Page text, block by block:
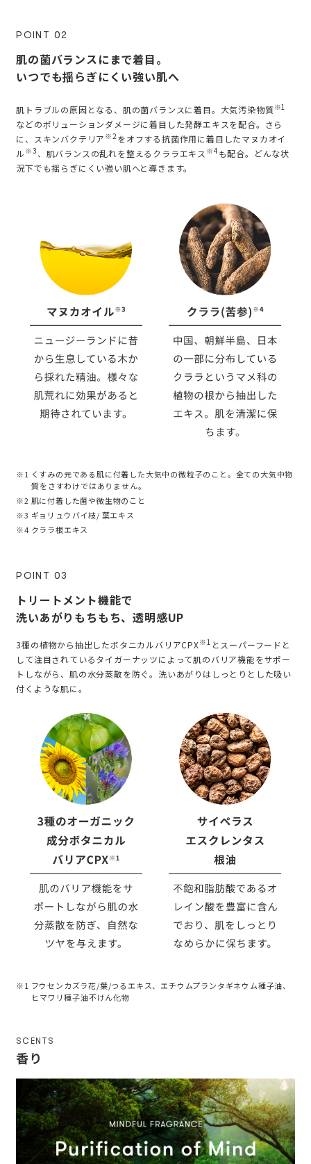
POINT 02
肌の菌バランスにまで着目。
いつでも揺らぎにくい強い肌へ
肌トラブルの原因となる、肌の菌バランスに着目。大気汚染物質※1
などのポリューションダメージに着目した発酵エキスを配合。さら
に、スキンバクテリア ※2をオフする抗菌作用に着目したマヌカオイ
ル ※3 、肌バランスの乱れを整えるクララエキス ※4 も配合。どんな状
況下でも揺らぎにくい強い肌へと導きます。
※1 くすみの元である肌に付着した大気中の微粒子のこと。全ての大気中物
質をさすわけではありません。
※2 肌に付着した菌や微生物のこと
※3 ギョリュウバイ枝/ 葉エキス
※4 クララ根エキス
POINT 03
トリートメント機能で
洗いあがりもちもち、透明感UP
3種の植物から抽出したボタニカルバリアCPX※1 とスーパーフードと
して注目されているタイガーナッツによって肌のバリア機能をサポー
トしながら、肌の水分蒸散を防ぐ。洗いあがりはしっとりとした吸い
付くような肌に。
※1 フウセンカズラ花/葉/つるエキス、エチウムプランタギネウム種子油、
ヒマワリ種子油不けん化物
SCENTS
香り